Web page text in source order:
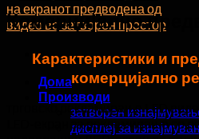
Дома
Производи
затворен
дисплеј за
Комерцијално
Карактеристики и
комерцијално
трговско рекламирање LED
LED-екран за рекламирање со